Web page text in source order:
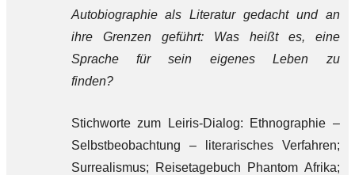
Autobiographie als Literatur gedacht und an
ihre Grenzen geführt: Was heißt es, eine
Sprache für sein eigenes Leben zu
finden?
Stichworte zum Leiris-Dialog: Ethnographie –
Selbstbeobachtung – literarisches Verfahren;
Surrealismus; Reisetagebuch Phantom Afrika;